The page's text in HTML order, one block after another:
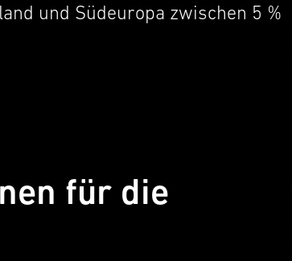
und Südeu­ropa zwischen 5 %
für die